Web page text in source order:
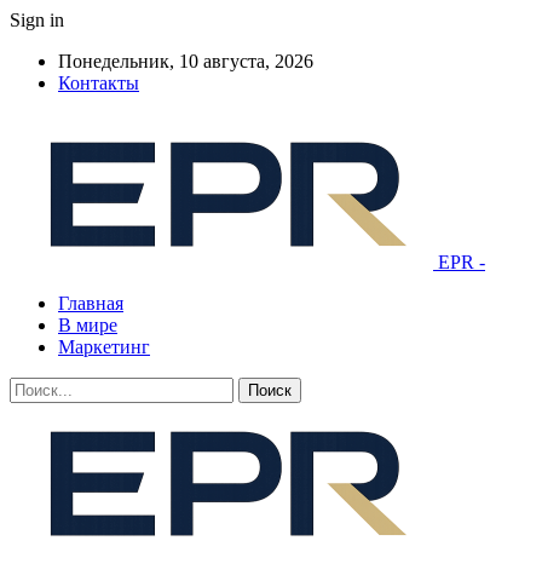
Sign in
Понедельник, 10 августа, 2026
Контакты
EPR -
Главная
В мире
Маркетинг